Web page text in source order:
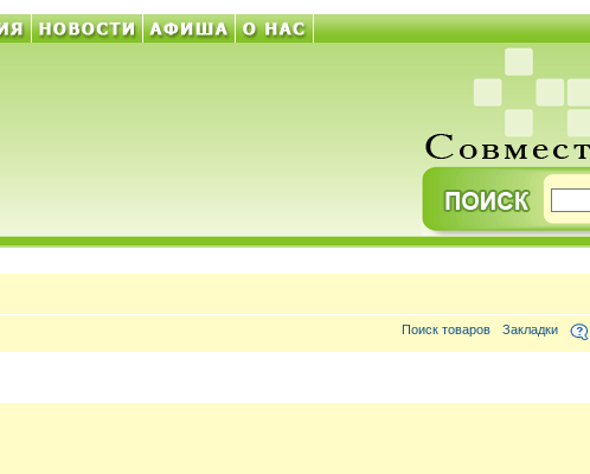
Поиск товаров Закладки